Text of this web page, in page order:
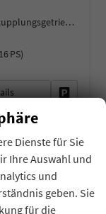
Doppelkupplungsgetriebe (DSG)
PS)
Dienste für Sie
Ihre Auswahl und
und
geben. Sie
für die